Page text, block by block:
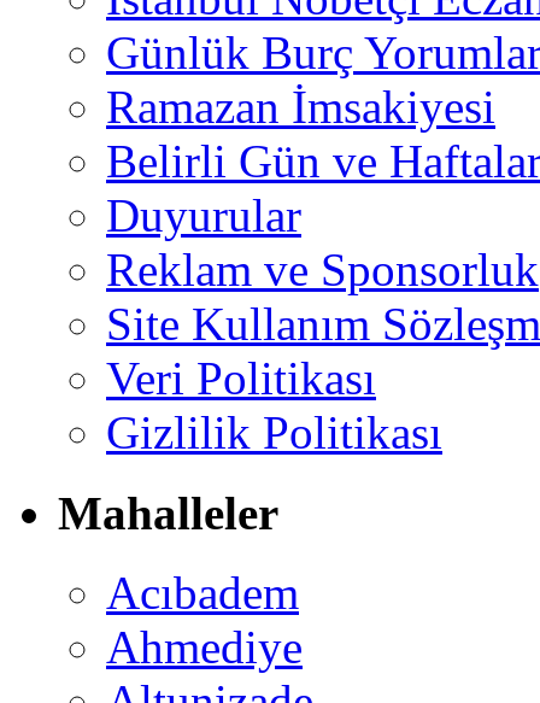
Günlük Burç
Ramazan İmsakiyesi
Belirli Gün ve
Duyurular
Reklam ve Sponsorluk
Site Kullanım
Veri Politikası
Gizlilik Politikası
Mahalleler
Acıbadem
Ahmediye